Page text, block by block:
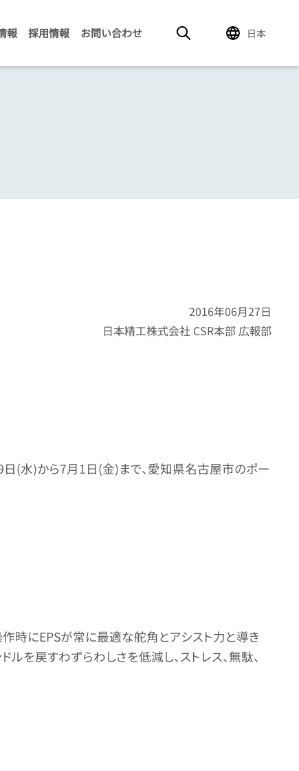
報 採用情報 お問い合わせ 日本
2016年06月27日
日本精工株式会社 CSR本部 広報部
(水)から7月1日(金)まで、愛知県名古屋市のポー
時にEPSが常に最適な舵角とアシスト力と導き
を戻すわずらわしさを低減し、ストレス、無駄、